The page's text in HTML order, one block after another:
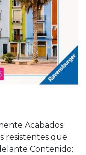
Acabados
resistentes que
Contenido: